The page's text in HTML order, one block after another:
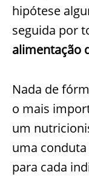
hipótese
seguida por
alimentação
Nada de
o mais
um
uma
para cada